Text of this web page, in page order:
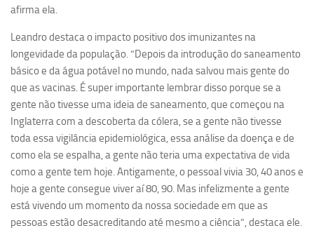
Professor Sênior
Institucional
Equipe
Estrutura do polo
Projetos
afirma ela.
Leandro destaca o impacto positivo dos imunizantes na
longevidade da população. “Depois da introdução do saneamento
básico e da água potável no mundo, nada salvou mais gente do
que as vacinas. É super importante lembrar disso porque se a
gente não tivesse uma ideia de saneamento, que começou na
Inglaterra com a descoberta da cólera, se a gente não tivesse
toda essa vigilância epidemiológica, essa análise da doença e de
como ela se espalha, a gente não teria uma expectativa de vida
como a gente tem hoje. Antigamente, o pessoal vivia 30, 40 anos e
hoje a gente consegue viver aí 80, 90. Mas infelizmente a gente
está vivendo um momento da nossa sociedade em que as
pessoas estão desacreditando até mesmo a ciência”, destaca ele.